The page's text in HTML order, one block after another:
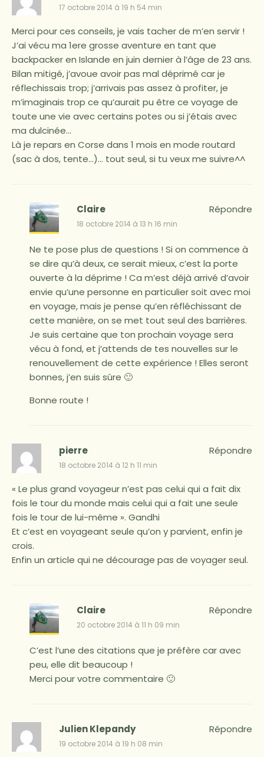
17 octobre 2014 à 19 h 54 min
Merci pour ces conseils, je vais tacher de m’en servir !
J’ai vécu ma 1ere grosse aventure en tant que
backpacker en Islande en juin dernier à l’âge de 23 ans.
Bilan mitigé, j’avoue avoir pas mal déprimé car je
réflechissais trop; j’arrivais pas assez à profiter, je
m’imaginais trop ce qu’aurait pu être ce voyage de
toute une vie avec certains potes ou si j’étais avec
ma dulcinée…
Là je repars en Corse dans 1 mois en mode routard
(sac à dos, tente…)… tout seul, si tu veux me suivre^^
Claire
18 octobre 2014 à 13 h 16 min
Ne te pose plus de questions ! Si on commence à
se dire qu’à deux, ce serait mieux, c’est la porte
ouverte à la déprime ! Ca m’est déjà arrivé d’avoir
envie qu’une personne en particulier soit avec moi
en voyage, mais je pense qu’en réfléchissant de
cette manière, on se met tout seul des barrières.
Je suis certaine que ton prochain voyage sera
vécu à fond, et j’attends de tes nouvelles sur le
renouvellement de cette expérience ! Elles seront
bonnes, j’en suis sûre 🙂
Bonne route !
Répondre
pierre
18 octobre 2014 à 12 h 11 min
« Le plus grand voyageur n’est pas celui qui a fait dix
fois le tour du monde mais celui qui a fait une seule
fois le tour de lui-même ». Gandhi
Et c’est en voyageant seule qu’on y parvient, enfin je
crois.
Enfin un article qui ne décourage pas de voyager seul.
Répondre
Claire
20 octobre 2014 à 11 h 09 min
C’est l’une des citations que je préfère car avec
peu, elle dit beaucoup !
Merci pour votre commentaire 🙂
Répondre
Julien Klepandy
19 octobre 2014 à 19 h 08 min
Répondre